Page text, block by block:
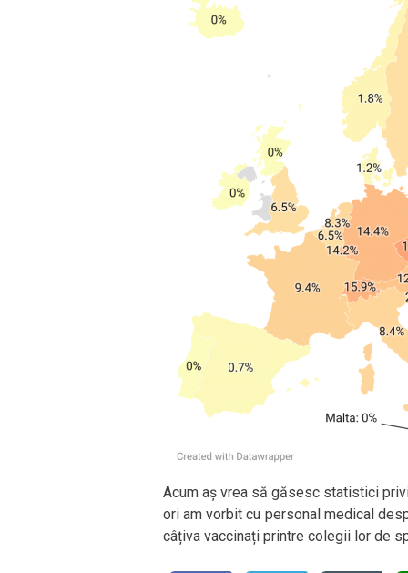
Acum aș vrea să găsesc statistici
ori am vorbit cu personal medical
câțiva vaccinați printre colegii lor de